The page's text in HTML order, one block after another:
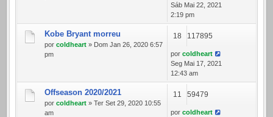
Sáb Mai 22, 2021
2:19 pm
Kobe Bryant morreu
por coldheart » Dom Jan 26, 2020 6:57
pm
18 117895
por coldheart
Seg Mai 17, 2021
12:43 am
Offseason 2020/2021
por coldheart » Ter Set 29, 2020 10:55
am
11 59479
por coldheart